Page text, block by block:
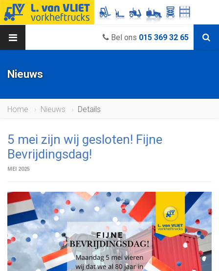
Bel ons 015 369 32 65
Nieuws
Home Nieuws Details
5 mei zijn wij gesloten! Fijne
Bevrijdingsdag!
MEI 2025